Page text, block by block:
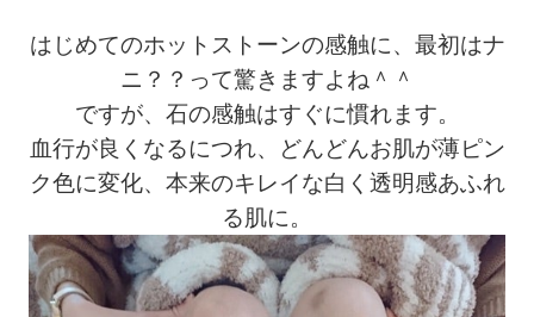
はじめてのホットストーンの感触に、最初はナ
ニ？？って驚きますよね＾＾
ですが、石の感触はすぐに慣れます。
血行が良くなるにつれ、どんどんお肌が薄ピン
ク色に変化、本来のキレイな白く透明感あふれ
る肌に。